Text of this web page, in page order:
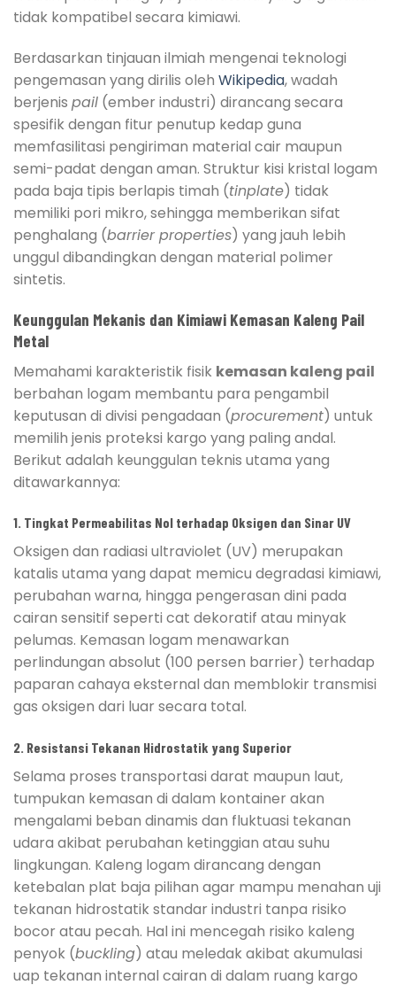
tidak kompatibel secara kimiawi.
Berdasarkan tinjauan ilmiah mengenai teknologi
pengemasan yang dirilis oleh Wikipedia, wadah
berjenis pail (ember industri) dirancang secara
spesifik dengan fitur penutup kedap guna
memfasilitasi pengiriman material cair maupun
semi-padat dengan aman. Struktur kisi kristal logam
pada baja tipis berlapis timah (tinplate) tidak
memiliki pori mikro, sehingga memberikan sifat
penghalang (barrier properties) yang jauh lebih
unggul dibandingkan dengan material polimer
sintetis.
Keunggulan Mekanis dan Kimiawi Kemasan Kaleng Pail
Metal
Memahami karakteristik fisik kemasan kaleng pail
berbahan logam membantu para pengambil
keputusan di divisi pengadaan (procurement) untuk
memilih jenis proteksi kargo yang paling andal.
Berikut adalah keunggulan teknis utama yang
ditawarkannya:
1. Tingkat Permeabilitas Nol terhadap Oksigen dan Sinar UV
Oksigen dan radiasi ultraviolet (UV) merupakan
katalis utama yang dapat memicu degradasi kimiawi,
perubahan warna, hingga pengerasan dini pada
cairan sensitif seperti cat dekoratif atau minyak
pelumas. Kemasan logam menawarkan
perlindungan absolut (100 persen barrier) terhadap
paparan cahaya eksternal dan memblokir transmisi
gas oksigen dari luar secara total.
2. Resistansi Tekanan Hidrostatik yang Superior
Selama proses transportasi darat maupun laut,
tumpukan kemasan di dalam kontainer akan
mengalami beban dinamis dan fluktuasi tekanan
udara akibat perubahan ketinggian atau suhu
lingkungan. Kaleng logam dirancang dengan
ketebalan plat baja pilihan agar mampu menahan uji
tekanan hidrostatik standar industri tanpa risiko
bocor atau pecah. Hal ini mencegah risiko kaleng
penyok (buckling) atau meledak akibat akumulasi
uap tekanan internal cairan di dalam ruang kargo